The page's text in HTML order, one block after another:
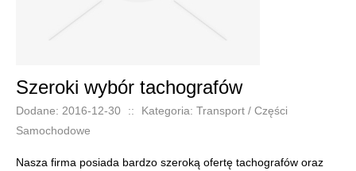
Szeroki wybór tachografów
Dodane: 2016-12-30 ::
Kategoria: Transport / Części
Samochodowe
Nasza firma posiada bardzo szeroką ofertę tachografów oraz